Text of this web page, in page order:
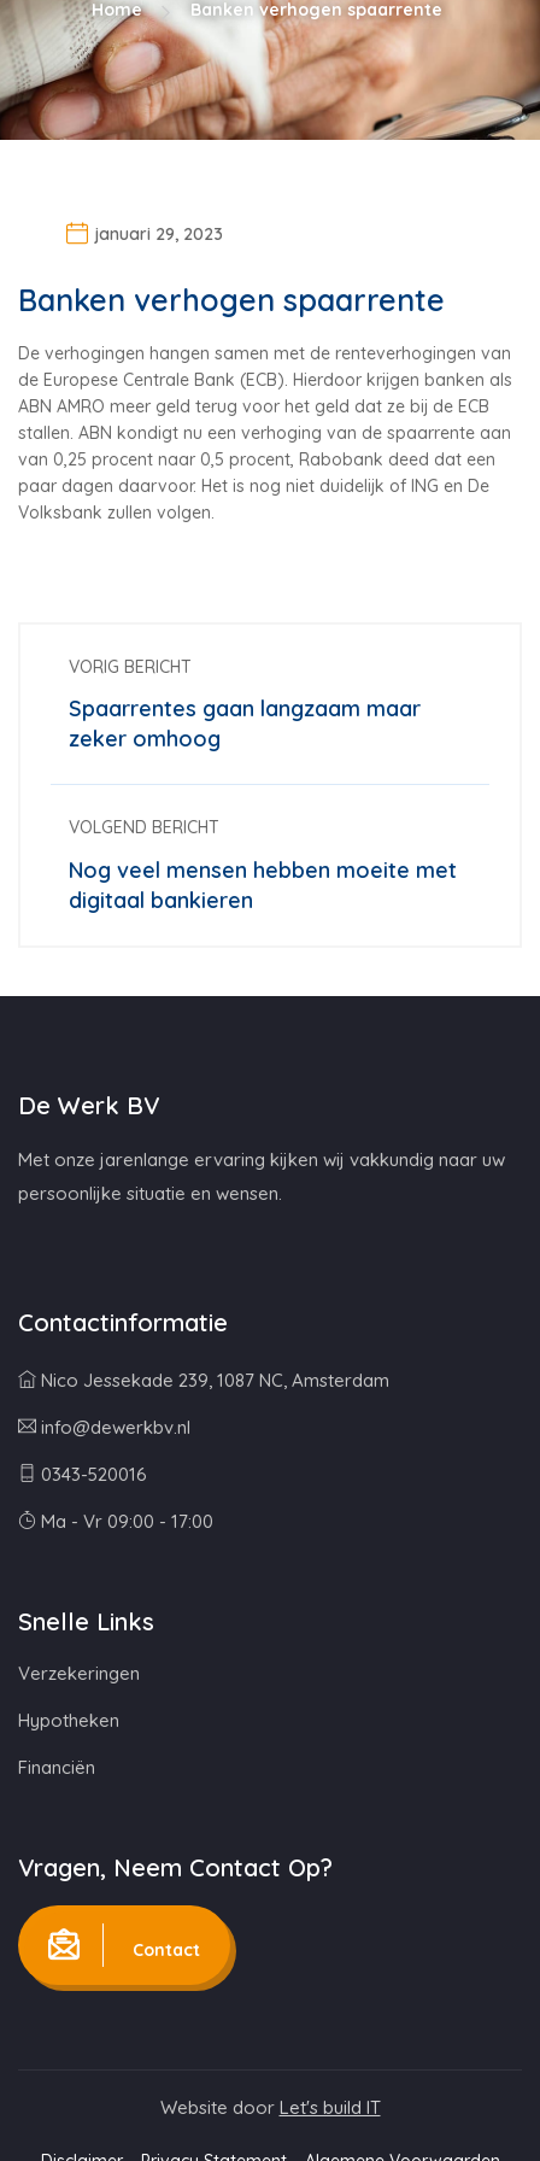
Home Banken verhogen spaarrente
januari 29, 2023
Banken verhogen spaarrente
De verhogingen hangen samen met de renteverhogingen van
de Europese Centrale Bank (ECB). Hierdoor krijgen banken als
ABN AMRO meer geld terug voor het geld dat ze bij de ECB
stallen. ABN kondigt nu een verhoging van de spaarrente aan
van 0,25 procent naar 0,5 procent, Rabobank deed dat een
paar dagen daarvoor. Het is nog niet duidelijk of ING en De
Volksbank zullen volgen.
VORIG BERICHT
Spaarrentes gaan langzaam maar
zeker omhoog
VOLGEND BERICHT
Nog veel mensen hebben moeite met
digitaal bankieren
De Werk BV
Met onze jarenlange ervaring kijken wij vakkundig naar uw
persoonlijke situatie en wensen.
Contactinformatie
Nico Jessekade 239, 1087 NC, Amsterdam
info@dewerkbv.nl
0343-520016
Ma - Vr 09:00 - 17:00
Snelle Links
Verzekeringen
Hypotheken
Financiën
Vragen, Neem Contact Op?
Contact
Website door Let's build IT